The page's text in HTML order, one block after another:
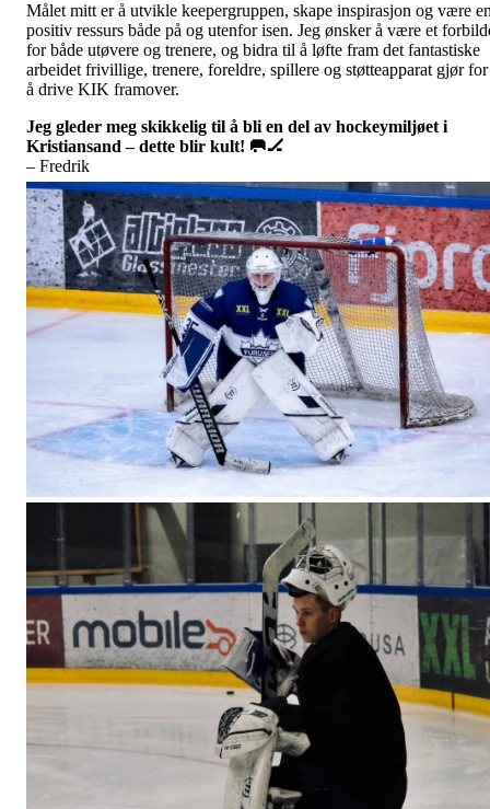
Målet mitt er å utvikle keepergruppen, skape inspirasjon og være
positiv ressurs både på og utenfor isen. Jeg ønsker å være et
for både utøvere og trenere, og bidra til å løfte fram det fantastiske
arbeidet frivillige, trenere, foreldre, spillere og støtteapparat gjør for
å drive KIK framover.
Jeg gleder meg skikkelig til å bli en del av hockeymiljøet i
Kristiansand – dette blir kult! 🥅🏒
– Fredrik